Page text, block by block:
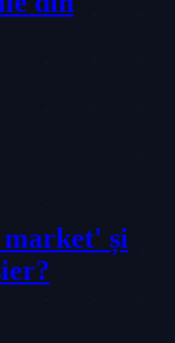
market' și